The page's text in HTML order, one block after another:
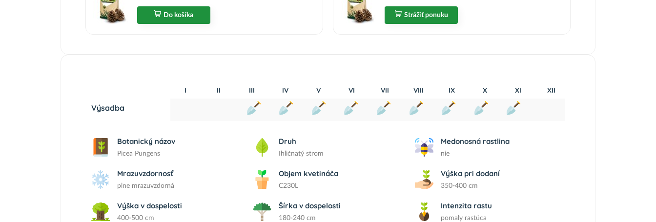
Do košíka Strážiť ponuku
I II III IV V VI VII VIII IX X XI XII
Výsadba
Botanický názov
Picea Pungens
Druh
Ihličnatý strom
Medonosná rastlina
nie
Mrazuvzdornosť
plne mrazuvzdorná
Objem kvetináča
C230L
Výška pri dodaní
350-400 cm
Výška v dospelosti
400-500 cm
Šírka v dospelosti
180-240 cm
Intenzita rastu
pomaly rastúca